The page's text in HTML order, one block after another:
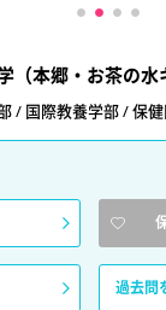
（本郷・お茶の水
/ 国際教養学部 / 保
過去問